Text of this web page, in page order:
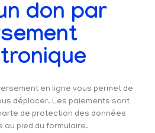
don par
en ligne vous permet de
déplacer. Les paiements sont
de protection des données
au pied du formulaire.